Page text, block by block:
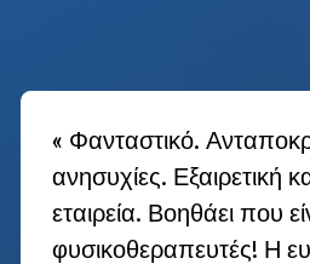
« Φανταστικό.
ανησυχίες. Εξαιρετική
εταιρεία. Βοηθάει που
φυσικοθεραπευτές! Η